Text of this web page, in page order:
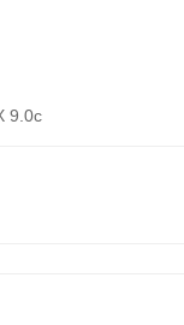
9.0c